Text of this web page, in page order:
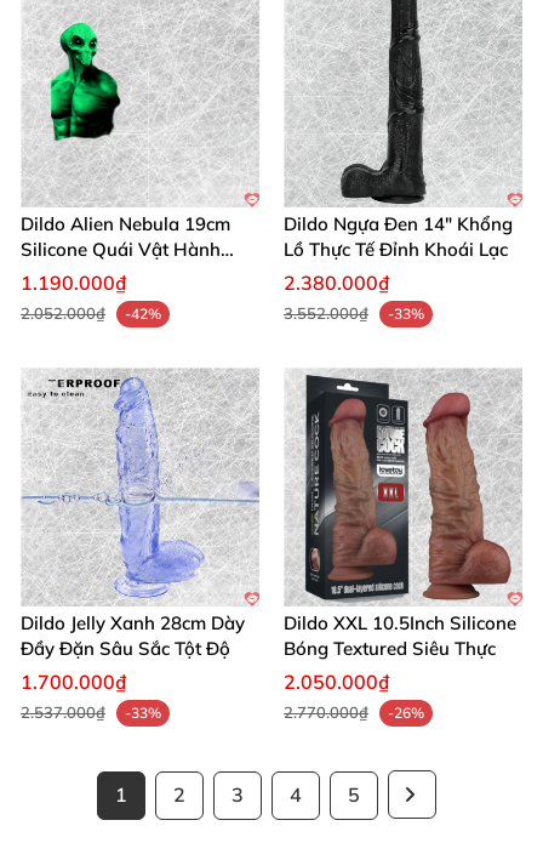
Dildo Alien Nebula 19cm
Silicone Quái Vật Hành
Tinh
1.190.000₫
2.052.000₫ -42%
Dildo Ngựa Đen 14" Khổng
Lồ Thực Tế Đỉnh Khoái Lạc
2.380.000₫
3.552.000₫ -33%
Dildo Jelly Xanh 28cm Dày
Đầy Đặn Sâu Sắc Tột Độ
1.700.000₫
2.537.000₫ -33%
Dildo XXL 10.5Inch Silicone
Bóng Textured Siêu Thực
2.050.000₫
2.770.000₫ -26%
1 2 3 4 5